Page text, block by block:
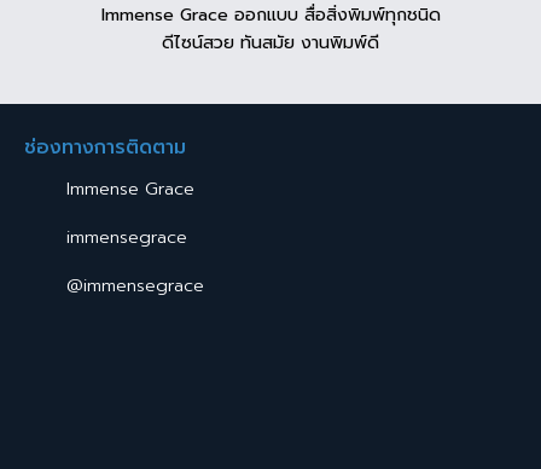
Immense Grace ออกแบบ สื่อสิ่งพิมพ์ทุกชนิด
ดีไซน์สวย ทันสมัย งานพิมพ์ดี
ช่องทางการติดตาม
Immense Grace
immensegrace
@immensegrace